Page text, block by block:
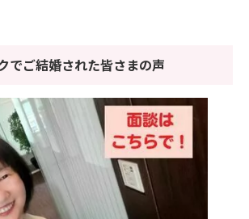
でご結婚された皆さまの声